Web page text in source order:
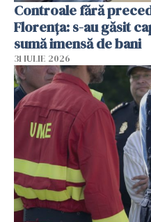
Controale fără
Florența: s-au găsit
sumă imensă de bani
31 IULIE 2026